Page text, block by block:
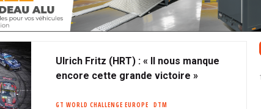
Ulrich Fritz (HRT) : « Il nous manque
encore cette grande victoire »
GT WORLD CHALLENGE EUROPE
DTM